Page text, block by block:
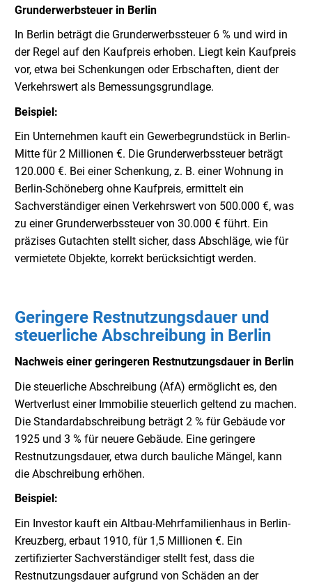
Grunderwerbsteuer in Berlin
In Berlin beträgt die Grunderwerbssteuer 6 % und wird in
der Regel auf den Kaufpreis erhoben. Liegt kein Kaufpreis
vor, etwa bei Schenkungen oder Erbschaften, dient der
Verkehrswert als Bemessungsgrundlage.
Beispiel:
Ein Unternehmen kauft ein Gewerbegrundstück in Berlin-
Mitte für 2 Millionen €. Die Grunderwerbssteuer beträgt
120.000 €. Bei einer Schenkung, z. B. einer Wohnung in
Berlin-Schöneberg ohne Kaufpreis, ermittelt ein
Sachverständiger einen Verkehrswert von 500.000 €, was
zu einer Grunderwerbssteuer von 30.000 € führt. Ein
präzises Gutachten stellt sicher, dass Abschläge, wie für
vermietete Objekte, korrekt berücksichtigt werden.
Geringere Restnutzungsdauer und
steuerliche Abschreibung in Berlin
Nachweis einer geringeren Restnutzungsdauer in Berlin
Die steuerliche Abschreibung (AfA) ermöglicht es, den
Wertverlust einer Immobilie steuerlich geltend zu machen.
Die Standardabschreibung beträgt 2 % für Gebäude vor
1925 und 3 % für neuere Gebäude. Eine geringere
Restnutzungsdauer, etwa durch bauliche Mängel, kann
die Abschreibung erhöhen.
Beispiel:
Ein Investor kauft ein Altbau-Mehrfamilienhaus in Berlin-
Kreuzberg, erbaut 1910, für 1,5 Millionen €. Ein
zertifizierter Sachverständiger stellt fest, dass die
Restnutzungsdauer aufgrund von Schäden an der